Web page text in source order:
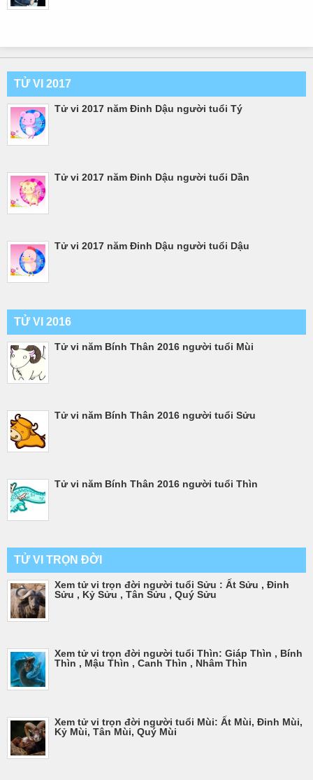
TỬ VI 2017
Tử vi 2017 năm Đinh Dậu người tuổi Tý
Tử vi 2017 năm Đinh Dậu người tuổi Dần
Tử vi 2017 năm Đinh Dậu người tuổi Dậu
TỬ VI 2016
Tử vi năm Bính Thân 2016 người tuổi Mùi
Tử vi năm Bính Thân 2016 người tuổi Sửu
Tử vi năm Bính Thân 2016 người tuổi Thìn
TỬ VI TRỌN ĐỜI
Xem tử vi trọn đời người tuổi Sửu : Ất Sửu , Đinh
Sửu , Kỷ Sửu , Tân Sửu , Quý Sửu
Xem tử vi trọn đời người tuổi Thìn: Giáp Thìn , Bính
Thìn , Mậu Thìn , Canh Thìn , Nhâm Thìn
Xem tử vi trọn đời người tuổi Mùi: Ất Mùi, Đinh Mùi,
Kỷ Mùi, Tân Mùi, Quý Mùi